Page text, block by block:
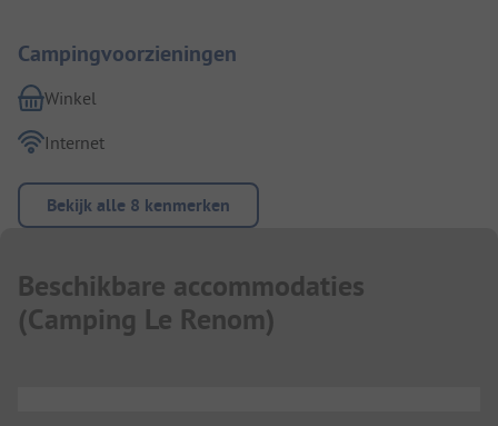
Campingvoorzieningen
Winkel
Internet
Bekijk alle 8 kenmerken
Beschikbare accommodaties
(Camping Le Renom)